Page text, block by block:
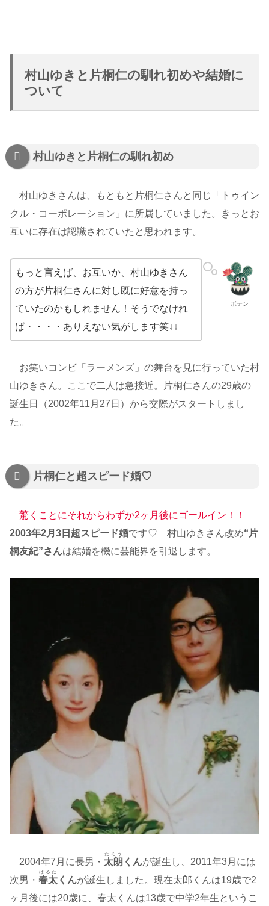
村山ゆきと片桐仁の馴れ初めや結婚に
ついて
村山ゆきと片桐仁の馴れ初め
村山ゆきさんは、もともと片桐仁さんと同じ「トゥイン
クル・コーポレーション」に所属していました。きっとお
互いに存在は認識されていたと思われます。
ボテン
もっと言えば、お互いか、村山ゆきさん
の方が片桐仁さんに対し既に好意を持っ
ていたのかもしれません！そうでなけれ
ば・・・・ありえない気がします笑↓↓
お笑いコンビ「ラーメンズ」の舞台を見に行っていた村
山ゆきさん。ここで二人は急接近。片桐仁さんの29歳の
誕生日（2002年11月27日）から交際がスタートしまし
た。
片桐仁と超スピード婚♡
驚くことにそれからわずか2ヶ月後にゴールイン！！
2003年2月3日超スピード婚です♡ 村山ゆきさん改め“片
桐友紀”さんは結婚を機に芸能界を引退します。
2004年7月に長男・ 太朗
たろう
くんが誕生し、2011年3月には
次男・ 春太
はるた
くんが誕生しました。現在太郎くんは19歳で2
ヶ月後には20歳に、春太くんは13歳で中学2年生というこ